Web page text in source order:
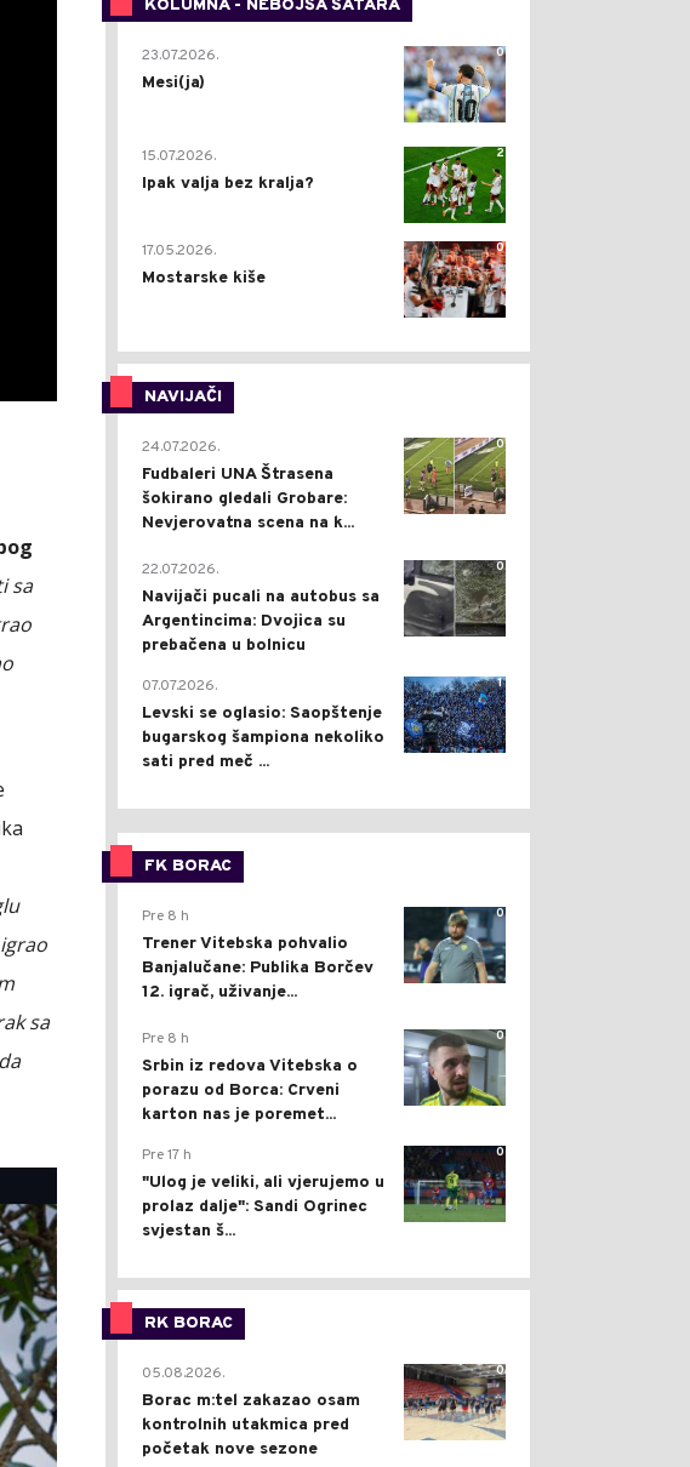
sa
sa
KOLUMNA - NEBOJŠA ŠATARA
0
23.07.2026.
Mesi(ja)
2
15.07.2026.
Ipak valja bez kralja?
0
17.05.2026.
Mostarske kiše
NAVIJAČI
0
24.07.2026.
Fudbaleri UNA Štrasena
šokirano gledali Grobare:
Nevjerovatna scena na k...
0
22.07.2026.
Navijači pucali na autobus sa
Argentincima: Dvojica su
prebačena u bolnicu
1
07.07.2026.
Levski se oglasio: Saopštenje
bugarskog šampiona nekoliko
sati pred meč ...
FK BORAC
0
Pre 8 h
Trener Vitebska pohvalio
Banjalučane: Publika Borčev
12. igrač, uživanje...
0
Pre 8 h
Srbin iz redova Vitebska o
porazu od Borca: Crveni
karton nas je poremet...
0
Pre 17 h
"Ulog je veliki, ali vjerujemo u
prolaz dalje": Sandi Ogrinec
svjestan š...
RK BORAC
0
05.08.2026.
Borac m:tel zakazao osam
kontrolnih utakmica pred
početak nove sezone